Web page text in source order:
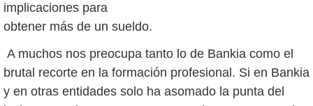
implicaciones para
obtener más de un sueldo.
A muchos nos preocupa tanto lo de Bankia como el
brutal recorte en la formación profesional. Si en Bankia
y en otras entidades solo ha asomado la punta del